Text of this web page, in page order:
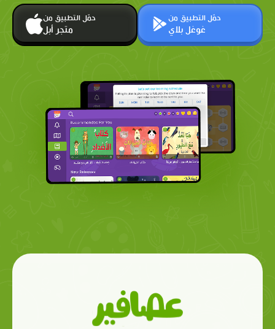
حمّل التطبيق من
متجر أبل
حمّل التطبيق من
غوغل بلاي